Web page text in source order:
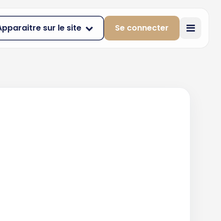
sur le site Se connecter